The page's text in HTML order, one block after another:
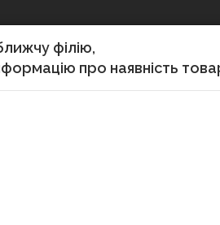
дисплей-системи, екрани
філію,
про наявність